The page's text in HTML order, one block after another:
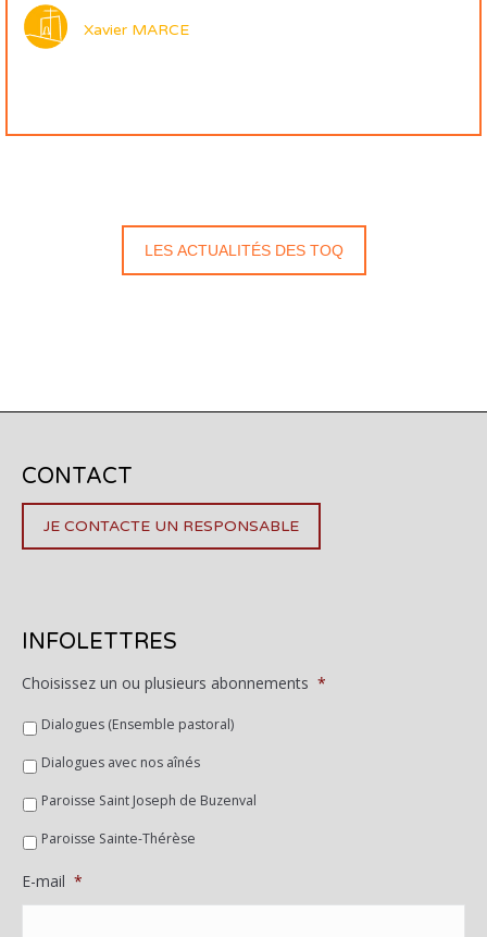
Xavier MARCE
LES ACTUALITÉS DES TOQ
CONTACT
JE CONTACTE UN RESPONSABLE
INFOLETTRES
Choisissez un ou plusieurs abonnements *
Dialogues (Ensemble pastoral)
Dialogues avec nos aînés
Paroisse Saint Joseph de Buzenval
Paroisse Sainte-Thérèse
E-mail *